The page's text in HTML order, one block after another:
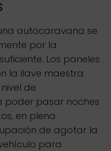
autocaravana se
por la
Los paneles
la llave maestra
de
poder pasar noches
en plena
de agotar la
para